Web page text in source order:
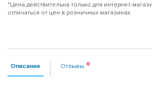
*Цена действительна только для интернет-
отличаться от цен в розничных магазинах
Описание Отзывы